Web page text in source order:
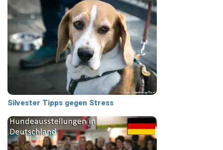
Silvester Tipps gegen Stress